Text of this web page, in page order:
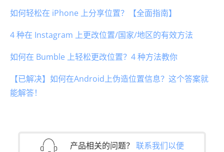
如何轻松在 iPhone 上分享位置？【全面指南】
4 种在 Instagram 上更改位置/国家/地区的有效方法
如何在 Bumble 上轻松更改位置？4 种方法教你
【已解决】如何在Android上伪造位置信息？这个答案就
能解答！
产品相关的问题？ 联系我们以便